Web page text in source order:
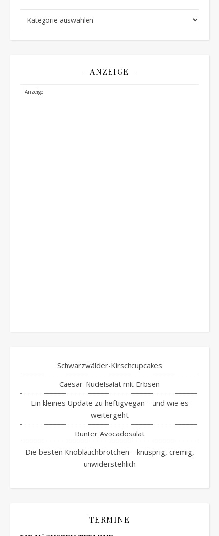
ANZEIGE
Schwarzwälder-Kirschcupcakes
Caesar-Nudelsalat mit Erbsen
Ein kleines Update zu heftigvegan – und wie es
weitergeht
Bunter Avocadosalat
Die besten Knoblauchbrötchen – knusprig, cremig,
unwiderstehlich
TERMINE